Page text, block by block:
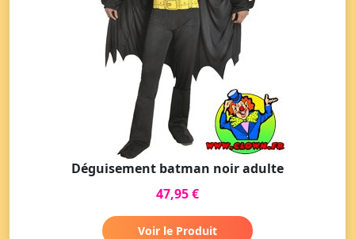
Déguisement batman noir adulte
47,95 €
Voir le Produit